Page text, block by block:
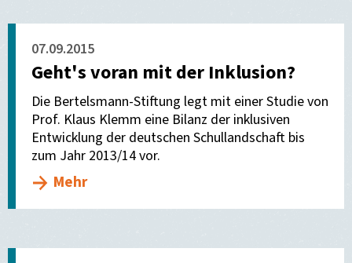
07.09.2015
Geht's voran mit der Inklusion?
Die Bertelsmann-Stiftung legt mit einer Studie von
Prof. Klaus Klemm eine Bilanz der inklusiven
Entwicklung der deutschen Schullandschaft bis
zum Jahr 2013/14 vor.
Mehr